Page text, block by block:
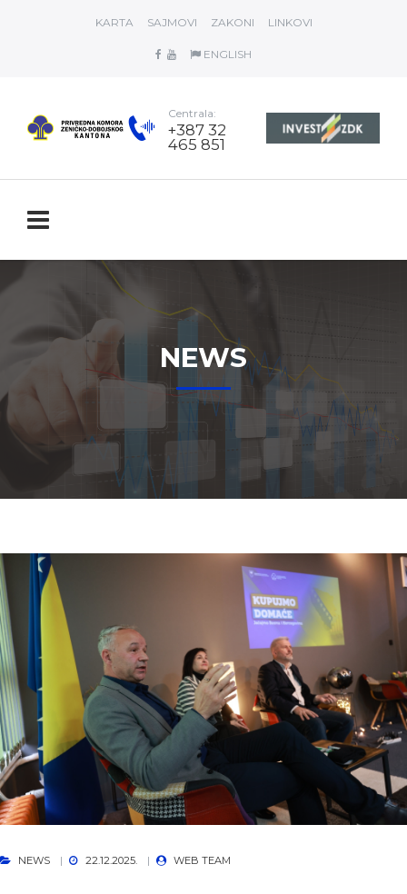
KARTA SAJMOVI ZAKONI LINKOVI
ENGLISH
Centrala:
+387 32
465 851
NEWS
NEWS 22.12.2025. WEB TEAM